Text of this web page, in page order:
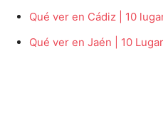
Qué ver en Cádiz | 10
Qué ver en Jaén | 10